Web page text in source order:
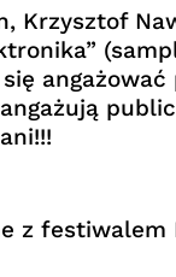
Krzysztof
z festiwalem